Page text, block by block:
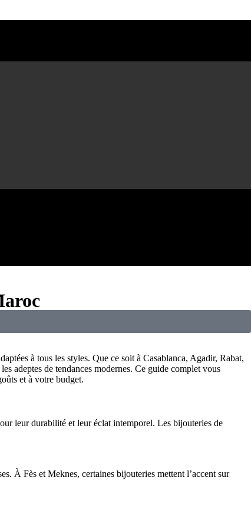
à tous les styles. Que ce soit à Casablanca, Agadir, Rabat,
adeptes de tendances modernes. Ce guide complet vous
et à votre budget.
leur durabilité et leur éclat intemporel. Les bijouteries de
À Fès et Meknes, certaines bijouteries mettent l’accent sur